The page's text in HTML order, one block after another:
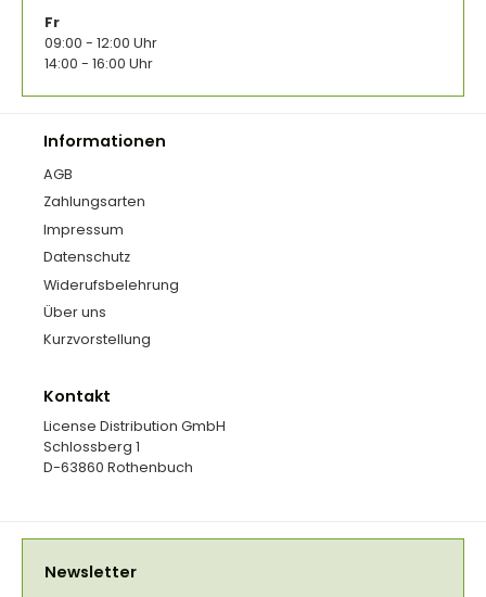
Fr
09:00 - 12:00 Uhr
14:00 - 16:00 Uhr
Informationen
AGB
Zahlungsarten
Impressum
Datenschutz
Widerufsbelehrung
Über uns
Kurzvorstellung
Kontakt
License Distribution GmbH
Schlossberg 1
D-63860 Rothenbuch
Newsletter